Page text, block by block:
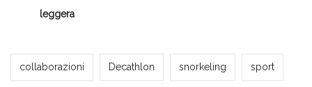
leggera
Milena Marchioni
collaborazioni
Decathlon snorkeling sport